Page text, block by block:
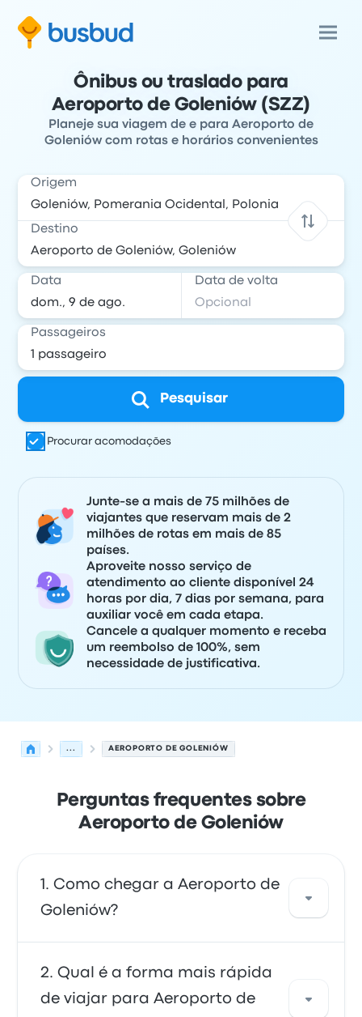
Ônibus ou traslado para
Aeroporto de Goleniów (SZZ)
Planeje sua viagem de e para Aeroporto de
Goleniów com rotas e horários convenientes
Origem
Destino
Data Data de volta
Passageiros
Pesquisar
Procurar acomodações
Junte-se a mais de 75 milhões de
viajantes que reservam mais de 2
milhões de rotas em mais de 85
países.
Aproveite nosso serviço de
atendimento ao cliente disponível 24
horas por dia, 7 dias por semana, para
auxiliar você em cada etapa.
Cancele a qualquer momento e receba
um reembolso de 100%, sem
necessidade de justificativa.
... AEROPORTO DE GOLENIÓW
Perguntas frequentes sobre
Aeroporto de Goleniów
Como chegar a Aeroporto de
Goleniów?
Você pode pegar o ônibus, que dá acesso
direto ao aeroporto. Você também pode
pegar um táxi ou usar um serviço de
Qual é a forma mais rápida
de viajar para Aeroporto de